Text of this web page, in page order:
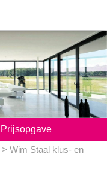
Prijsopgave
> Wim Staal klus- en